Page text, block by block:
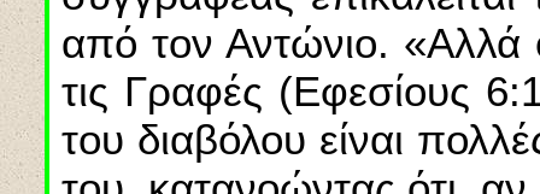
από τον Αντώνιο. «Αλλά
τις Γραφές (Εφεσίους
του διαβόλου είναι